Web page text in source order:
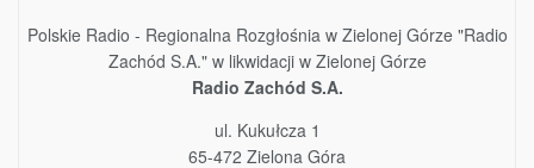
Polskie Radio - Regionalna Rozgłośnia w Zielonej Górze "Radio
Zachód S.A." w likwidacji w Zielonej Górze
Radio Zachód S.A.
ul. Kukułcza 1
65-472 Zielona Góra